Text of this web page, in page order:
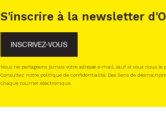
S'inscrire à la newsletter
INSCRIVEZ-VOUS
Nous ne partageons jamais votre adresse e-mail, sauf si vous nous le
Consultez notre politique de confidentialité. Des liens de
chaque courrier électronique.